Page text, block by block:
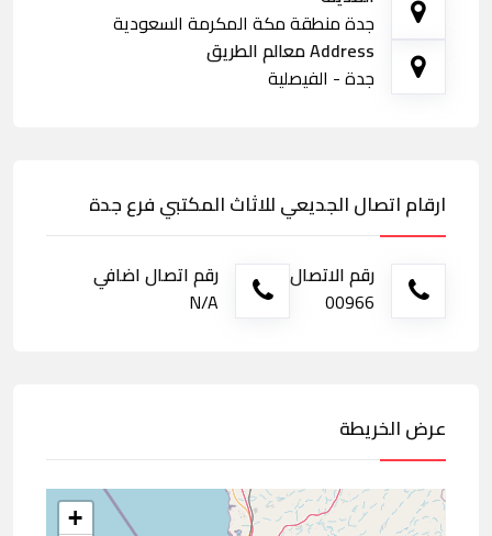
جدة منطقة مكة المكرمة السعودية
Address معالم الطريق
جدة - الفيصلية
ارقام اتصال الجديعي للاثاث المكتبي فرع جدة
رقم الاتصال
00966
رقم اتصال اضافي
N/A
عرض الخريطة
+